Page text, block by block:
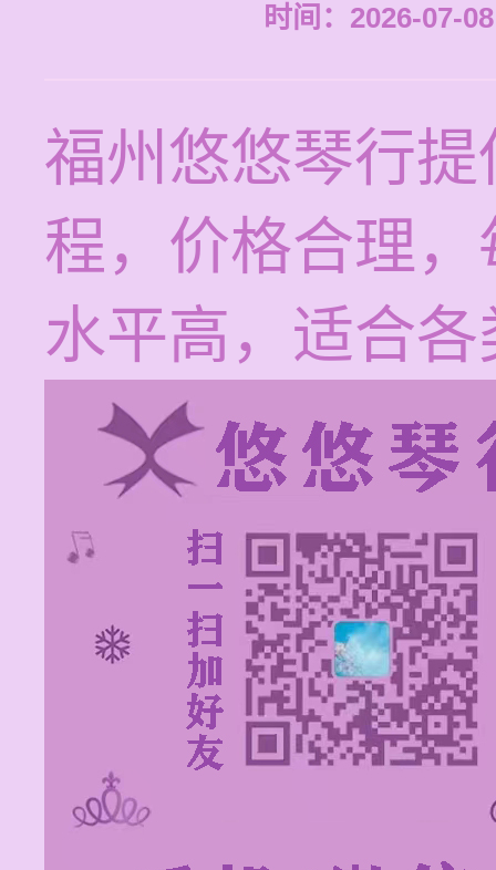
时间：2026-07-
福州悠悠琴行
程，价格合理
水平高，适合